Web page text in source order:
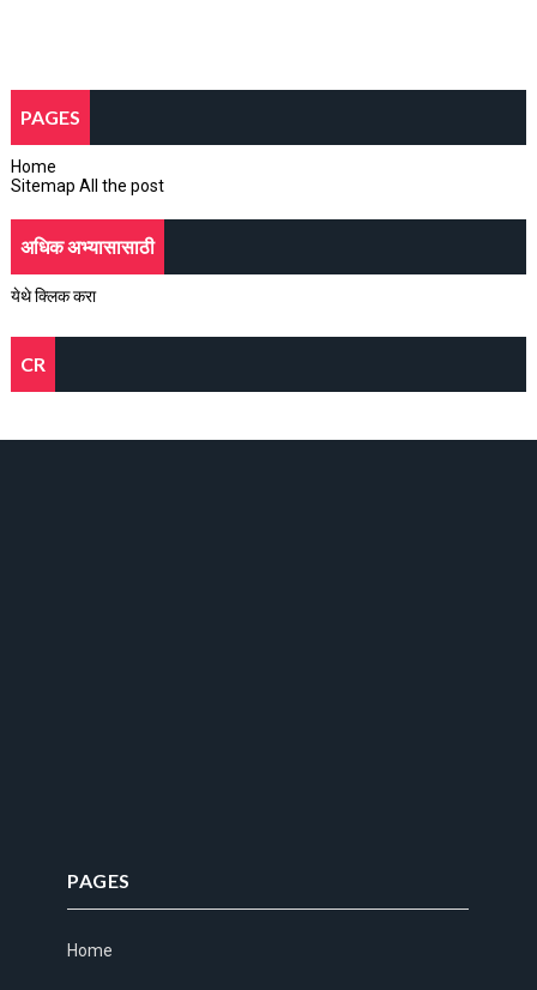
PAGES
Home
Sitemap All the post
अधिक अभ्यासासाठी
येथे क्लिक करा
CR
PAGES
Home